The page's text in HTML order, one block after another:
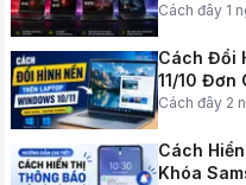
Cách đây 1
Cách Đổi
11/10 Đơn
Cách đây 2
Cách
Khóa